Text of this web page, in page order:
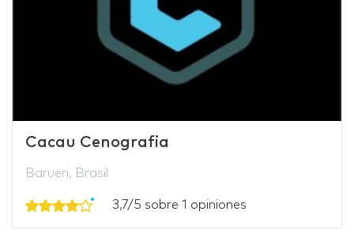
Cacau Cenografia
Barueri, Brasil
3,7/5 sobre 1 opiniones